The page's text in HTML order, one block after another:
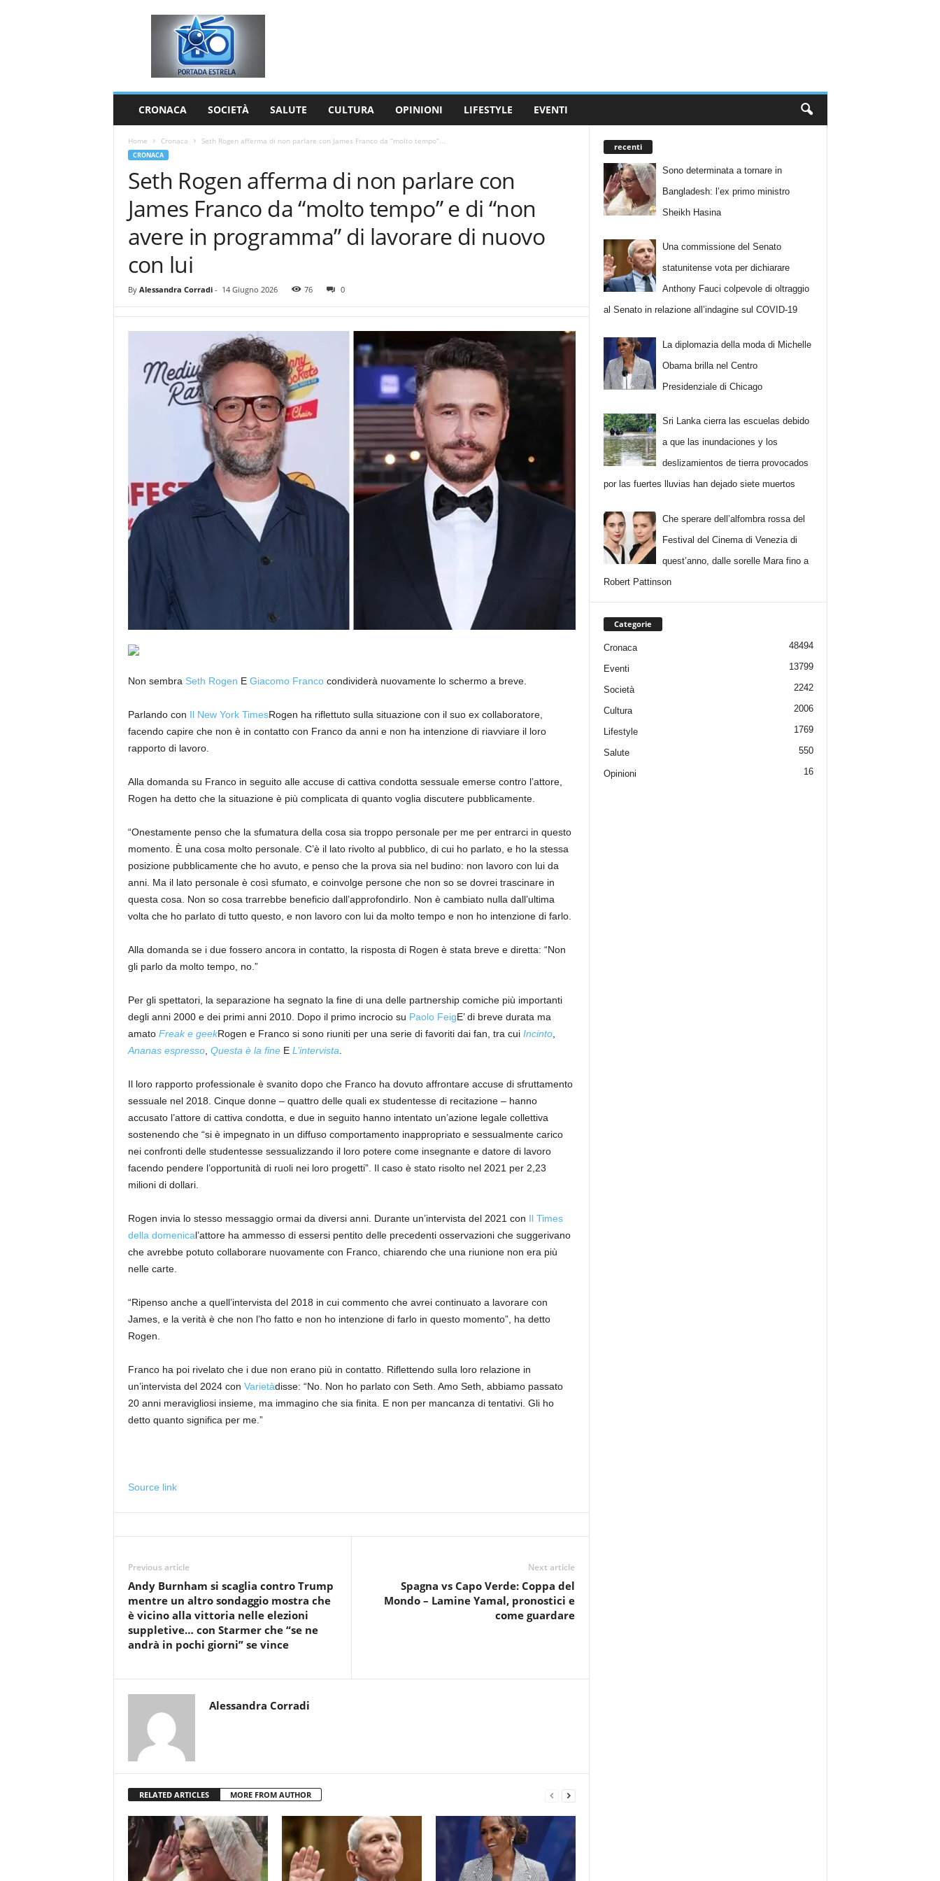
CRONACA SOCIETÀ SALUTE CULTURA OPINIONI LIFESTYLE EVENTI
Home Cronaca Seth Rogen afferma di non parlare con James Franco da “molto tempo”...
CRONACA
Seth Rogen afferma di non parlare con
James Franco da “molto tempo” e di “non
avere in programma” di lavorare di nuovo
con lui
By Alessandra Corradi- 14 Giugno 2026 76 0
Non sembra Seth Rogen E Giacomo Francocondividerà nuovamente lo schermo a breve.
Parlando con Il New York TimesRogen ha riflettuto sulla situazione con il suo ex collaboratore,
facendo capire che non è in contatto con Franco da anni e non ha intenzione di riavviare il loro
rapporto di lavoro.
Alla domanda su Franco in seguito alle accuse di cattiva condotta sessuale emerse contro l’attore,
Rogen ha detto che la situazione è più complicata di quanto voglia discutere pubblicamente.
“Onestamente penso che la sfumatura della cosa sia troppo personale per me per entrarci in questo
momento. È una cosa molto personale. C’è il lato rivolto al pubblico, di cui ho parlato, e ho la stessa
posizione pubblicamente che ho avuto, e penso che la prova sia nel budino: non lavoro con lui da
anni. Ma il lato personale è così sfumato, e coinvolge persone che non so se dovrei trascinare in
questa cosa. Non so cosa trarrebbe beneficio dall’approfondirlo. Non è cambiato nulla dall’ultima
volta che ho parlato di tutto questo, e non lavoro con lui da molto tempo e non ho intenzione di farlo.
Alla domanda se i due fossero ancora in contatto, la risposta di Rogen è stata breve e diretta: “Non
gli parlo da molto tempo, no.”
Per gli spettatori, la separazione ha segnato la fine di una delle partnership comiche più importanti
degli anni 2000 e dei primi anni 2010. Dopo il primo incrocio su Paolo FeigE’ di breve durata ma
amato Freak e geekRogen e Franco si sono riuniti per una serie di favoriti dai fan, tra cui Incinto,
Ananas espresso, Questa è la fineE L’intervista
Il loro rapporto professionale è svanito dopo che Franco ha dovuto affrontare accuse di sfruttamento
sessuale nel 2018. Cinque donne – quattro delle quali ex studentesse di recitazione – hanno
accusato l’attore di cattiva condotta, e due in seguito hanno intentato un’azione legale collettiva
sostenendo che “si è impegnato in un diffuso comportamento inappropriato e sessualmente carico
nei confronti delle studentesse sessualizzando il loro potere come insegnante e datore di lavoro
facendo pendere l’opportunità di ruoli nei loro progetti”. Il caso è stato risolto nel 2021 per 2,23
milioni di dollari.
Rogen invia lo stesso messaggio ormai da diversi anni. Durante un’intervista del 2021 con Il Times
della domenical’attore ha ammesso di essersi pentito delle precedenti osservazioni che suggerivano
che avrebbe potuto collaborare nuovamente con Franco, chiarendo che una riunione non era più
nelle carte.
“Ripenso anche a quell’intervista del 2018 in cui commento che avrei continuato a lavorare con
James, e la verità è che non l’ho fatto e non ho intenzione di farlo in questo momento”, ha detto
Rogen.
Franco ha poi rivelato che i due non erano più in contatto. Riflettendo sulla loro relazione in
un’intervista del 2024 con Varietàdisse: “No. Non ho parlato con Seth. Amo Seth, abbiamo passato
20 anni meravigliosi insieme, ma immagino che sia finita. E non per mancanza di tentativi. Gli ho
detto quanto significa per me.”
Source link
Previous article
Andy Burnham si scaglia contro Trump
mentre un altro sondaggio mostra che
è vicino alla vittoria nelle elezioni
suppletive… con Starmer che “se ne
andrà in pochi giorni” se vince
Next article
Spagna vs Capo Verde: Coppa del
Mondo – Lamine Yamal, pronostici e
come guardare
Alessandra Corradi
RELATED ARTICLES MORE FROM AUTHOR
recenti
Sono determinata a tornare in
Bangladesh: l’ex primo ministro
Sheikh Hasina
Una commissione del Senato
statunitense vota per dichiarare
Anthony Fauci colpevole di oltraggio
al Senato in relazione all’indagine sul COVID-19
La diplomazia della moda di Michelle
Obama brilla nel Centro
Presidenziale di Chicago
Sri Lanka cierra las escuelas debido
a que las inundaciones y los
deslizamientos de tierra provocados
por las fuertes lluvias han dejado siete muertos
Che sperare dell’alfombra rossa del
Festival del Cinema di Venezia di
quest’anno, dalle sorelle Mara fino a
Robert Pattinson
Categorie
Cronaca 48494
Eventi 13799
Società 2242
Cultura 2006
Lifestyle 1769
Salute 550
Opinioni 16